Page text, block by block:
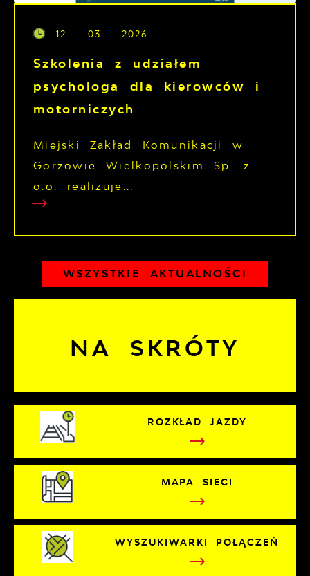
12 - 03 - 2026
Szkolenia z udziałem
psychologa dla kierowców i
motorniczych
Miejski Zakład Komunikacji w
Gorzowie Wielkopolskim Sp. z
o.o. realizuje...
WSZYSTKIE AKTUALNOŚCI
NA SKRÓTY
ROZKŁAD JAZDY
MAPA SIECI
WYSZUKIWARKI POŁĄCZEŃ